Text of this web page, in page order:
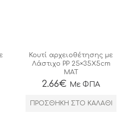
Κουτί αρχειοθέτησης με
Λάστιχο ΡΡ 25×35Χ5cm
ΜΑΤ
2.66€ Με ΦΠΑ
ΠΡΟΣΘΉΚΗ ΣΤΟ ΚΑΛΆΘΙ